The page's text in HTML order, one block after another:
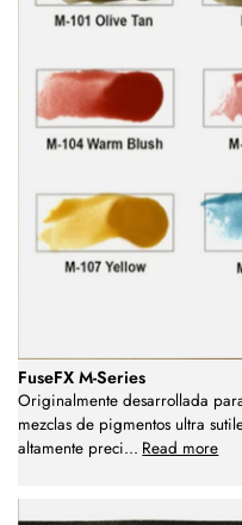
FuseFX M-Series
Originalmente desarrollada
mezclas de pigmentos ultra
altamente preci... Read more